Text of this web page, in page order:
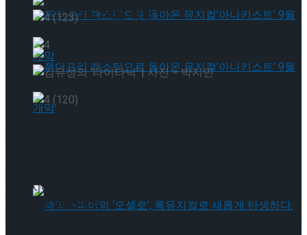
젠더프리 캐스팅으로 돌아온 뮤지컬’아나키스
타크로스드’ 9월 재연
트’ 9월 개막
이날 시니어 여자싱글 부문의 3그룹 선수들이 프리 스케이팅
을 선보이고 있다.